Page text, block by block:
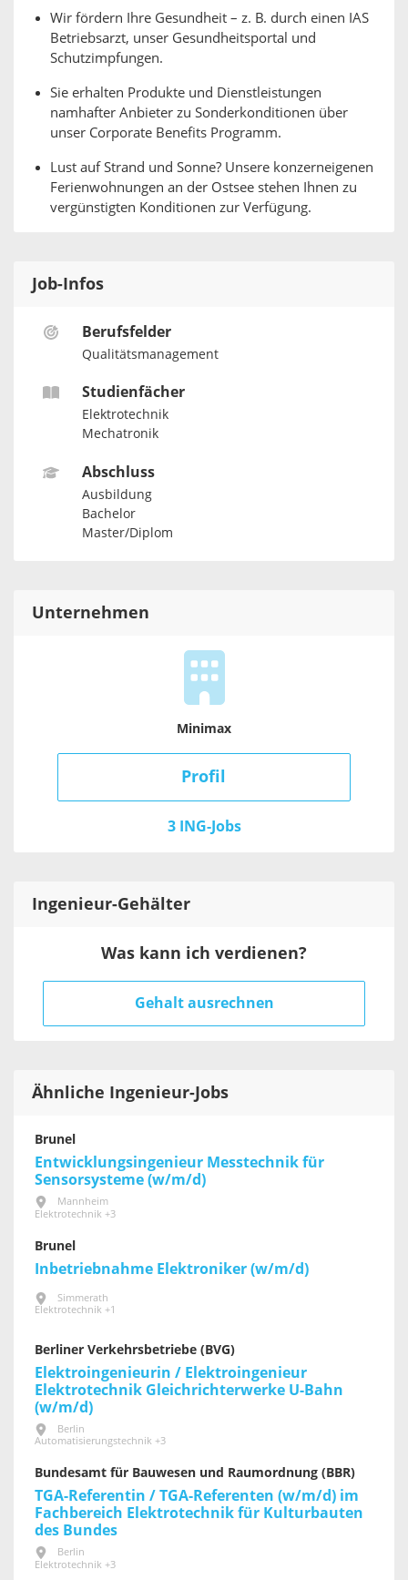
Wir fördern Ihre Gesundheit – z. B. durch einen IAS
Betriebsarzt, unser Gesundheitsportal und
Schutzimpfungen.
Sie erhalten Produkte und Dienstleistungen
namhafter Anbieter zu Sonderkonditionen über
unser Corporate Benefits Programm.
Lust auf Strand und Sonne? Unsere konzerneigenen
Ferienwohnungen an der Ostsee stehen Ihnen zu
vergünstigten Konditionen zur Verfügung.
Job-Infos
Berufsfelder
Qualitätsmanagement
Studienfächer
Elektrotechnik
Mechatronik
Abschluss
Ausbildung
Bachelor
Master/Diplom
Unternehmen
Minimax
Profil
3 ING-Jobs
Ingenieur-Gehälter
Was kann ich verdienen?
Gehalt ausrechnen
Ähnliche Ingenieur-Jobs
Brunel
Entwicklungsingenieur Messtechnik für
Sensorsysteme (w/m/d)
Mannheim
Elektrotechnik +3
Brunel
Inbetriebnahme Elektroniker (w/m/d)
Simmerath
Elektrotechnik +1
Berliner Verkehrsbetriebe (BVG)
Elektroingenieurin / Elektroingenieur
Elektrotechnik Gleichrichterwerke U-Bahn
(w/m/d)
Berlin
Automatisierungstechnik +3
Bundesamt für Bauwesen und Raumordnung (BBR)
TGA-Referentin / TGA-Referenten (w/m/d) im
Fachbereich Elektrotechnik für Kultur­bauten
des Bundes
Berlin
Elektrotechnik +3